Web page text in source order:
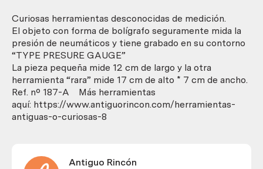
Curiosas herramientas desconocidas de medición.
El objeto con forma de bolígrafo seguramente mida la
presión de neumáticos y tiene grabado en su contorno
“TYPE PRESURE GAUGE”
La pieza pequeña mide 12 cm de largo y la otra
herramienta “rara” mide 17 cm de alto * 7 cm de ancho.
Ref. nº 187-A Más herramientas
aquí: https://www.antiguorincon.com/herramientas-
antiguas-o-curiosas-8
Antiguo Rincón